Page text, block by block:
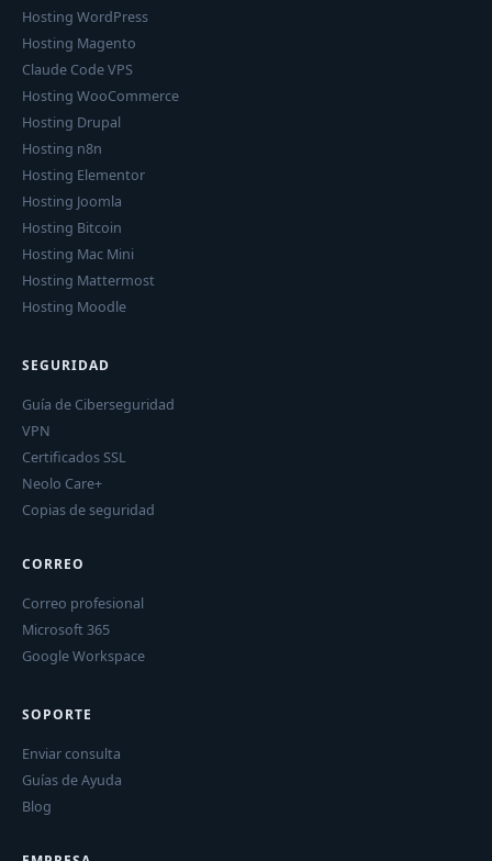
Hosting WordPress
Hosting Magento
Claude Code VPS
Hosting WooCommerce
Hosting Drupal
Hosting n8n
Hosting Elementor
Hosting Joomla
Hosting Bitcoin
Hosting Mac Mini
Hosting Mattermost
Hosting Moodle
SEGURIDAD
Guía de Ciberseguridad
VPN
Certificados SSL
Neolo Care+
Copias de seguridad
CORREO
Correo profesional
Microsoft 365
Google Workspace
SOPORTE
Enviar consulta
Guías de Ayuda
Blog